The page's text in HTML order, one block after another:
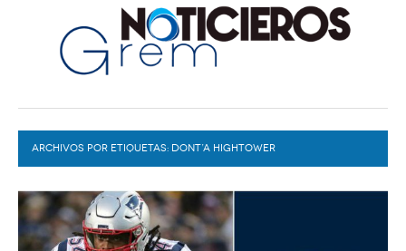
LAGUNA
TORREÓN
GÓMEZ PALACIO
LERDO
COAHUILA
DURANGO
DEPORTES
EXA
COLABORADORES
ARCHIVOS POR ETIQUETAS: DONT’A HIGHTOWER